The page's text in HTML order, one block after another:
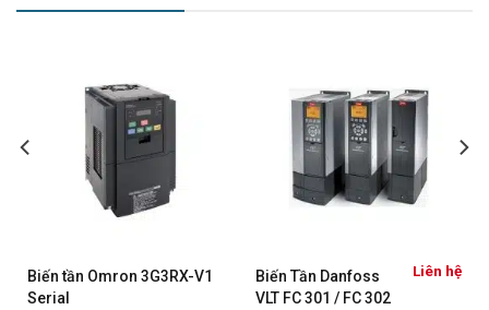
Biến tần Omron 3G3RX-V1
Serial
Biến Tần Danfoss
VLT FC 301 / FC 302
Liên hệ